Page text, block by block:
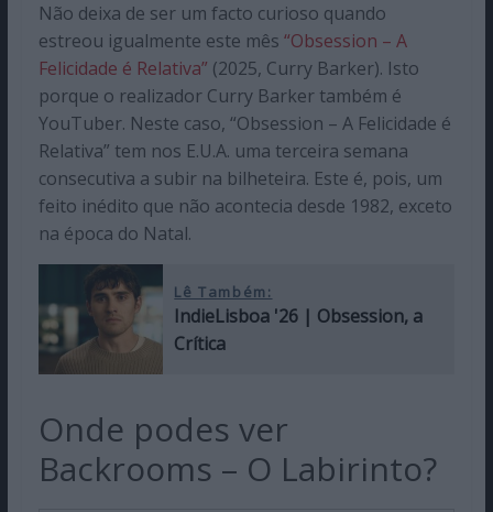
Não deixa de ser um facto curioso quando
estreou igualmente este mês “Obsession – A
Felicidade é Relativa” (2025, Curry Barker). Isto
porque o realizador Curry Barker também é
YouTuber. Neste caso, “Obsession – A Felicidade é
Relativa” tem nos E.U.A. uma terceira semana
consecutiva a subir na bilheteira. Este é, pois, um
feito inédito que não acontecia desde 1982, exceto
na época do Natal.
Lê Também:
IndieLisboa '26 | Obsession, a
Crítica
Onde podes ver
Backrooms – O Labirinto?